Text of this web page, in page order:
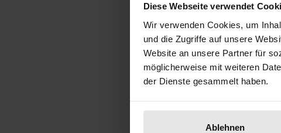
Diese Webseite verwendet
Wir verwenden Cookies, um
und die Zugriffe auf unsere
Website an unsere Partner für
möglicherweise mit weiteren
der Dienste gesammelt haben.
Ablehnen